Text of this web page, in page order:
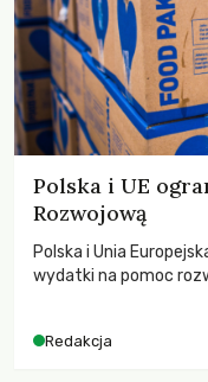
Polska i UE
Rozwojową
Polska i Unia
wydatki na pomoc
odnotowano
Redakcja